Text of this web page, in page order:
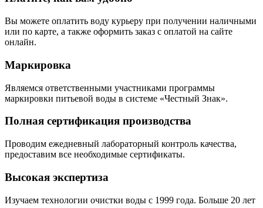
Вы можете оплатить воду курьеру при получении наличными
или по карте, а также оформить заказ с оплатой на сайте
онлайн.
Маркировка
Являемся ответственными участниками программы
маркировки питьевой воды в системе «Честный Знак».
Полная сертификация производства
Проводим ежедневный лабораторный контроль качества,
предоставим все необходимые сертификаты.
Высокая экспертиза
Изучаем технологии очистки воды с 1999 года. Больше 20 лет